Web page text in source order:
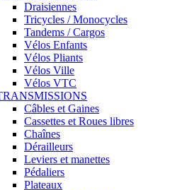
Draisiennes
Tricycles / Monocycles
Tandems / Cargos
Vélos Enfants
Vélos Pliants
Vélos Ville
Vélos VTC
Câbles et Gaines
Cassettes et Roues libres
Chaînes
Dérailleurs
Leviers et manettes
Pédaliers
Plateaux